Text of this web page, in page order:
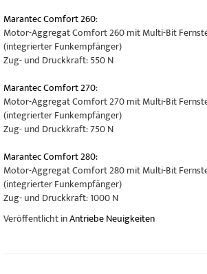
Marantec Comfort 260:
Motor-Aggregat Comfort 260 mit Multi-Bit
(integrierter Funkempfänger)
Zug- und Druckkraft: 550 N
Marantec Comfort 270:
Motor-Aggregat Comfort 270 mit Multi-Bit
(integrierter Funkempfänger)
Zug- und Druckkraft: 750 N
Marantec Comfort 280:
Motor-Aggregat Comfort 280 mit Multi-Bit
(integrierter Funkempfänger)
Zug- und Druckkraft: 1000 N
Veröffentlicht inAntriebe Neuigkeiten